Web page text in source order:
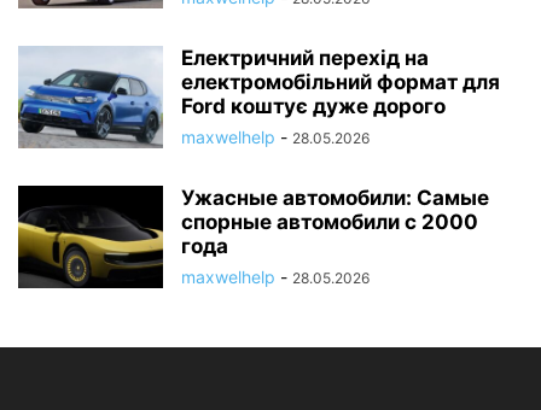
Електричний перехід на
електромобільний формат для
Ford коштує дуже дорого
maxwelhelp - 28.05.2026
Ужасные автомобили: Самые
спорные автомобили с 2000
года
maxwelhelp - 28.05.2026